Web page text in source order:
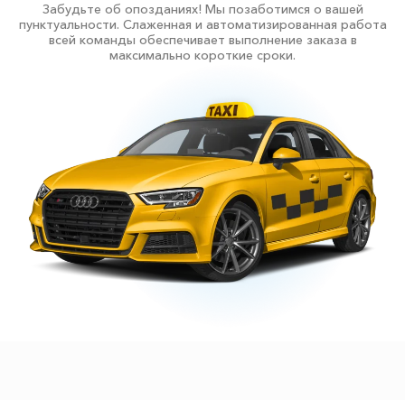
Забудьте об опозданиях! Мы позаботимся о вашей
пунктуальности. Слаженная и автоматизированная работа
всей команды обеспечивает выполнение заказа в
максимально короткие сроки.